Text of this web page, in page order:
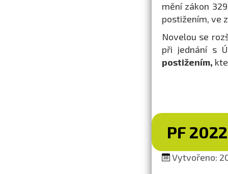
mění zákon
postižením, ve
Novelou se
při jednání s
postižením,
PF 2022
Vytvořeno: